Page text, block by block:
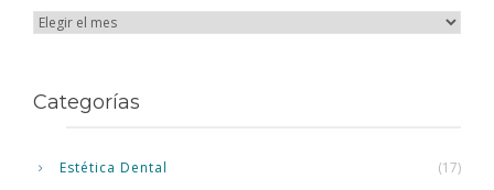
Categorías
Estética Dental (17)